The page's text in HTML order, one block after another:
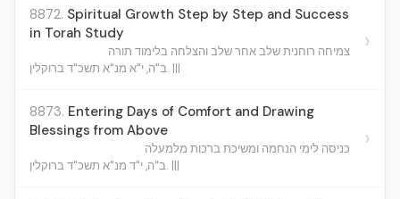
8872. Spiritual Growth Step by Step and Success
in Torah Study
צמיחה רוחנית שלב אחר שלב והצלחה בלימוד תורה
ב"ה, י"א מנ"א תשכ"ד ברוקלין. |||
›
8873. Entering Days of Comfort and Drawing
Blessings from Above
כניסה לימי הנחמה ומשיכת ברכות מלמעלה
ב"ה, י"ד מנ"א תשכ"ד ברוקלין. |||
›